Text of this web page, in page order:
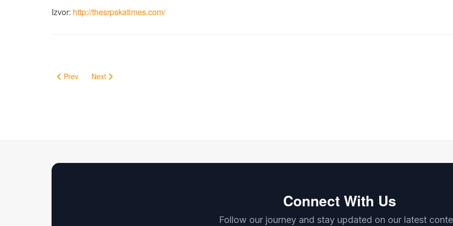
Izvor: http://thesrpskatimes.com/
Prev Next
Connect With Us
Follow our journey and stay updated on our latest